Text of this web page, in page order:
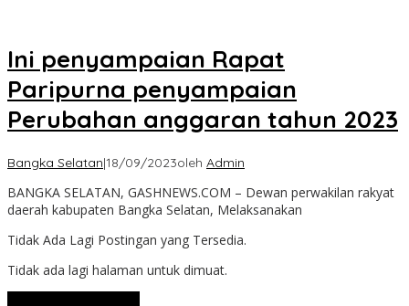
Ini penyampaian Rapat
Paripurna penyampaian
Perubahan anggaran tahun 2023
Bangka Selatan|18/09/2023oleh Admin
BANGKA SELATAN, GASHNEWS.COM – Dewan perwakilan rakyat
daerah kabupaten Bangka Selatan, Melaksanakan
Tidak Ada Lagi Postingan yang Tersedia.
Tidak ada lagi halaman untuk dimuat.